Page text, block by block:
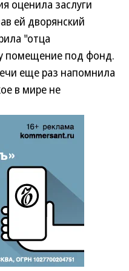
оценила заслуги
ей дворянский
"отца
помещение под фонд.
еще раз напомнила
в мире не